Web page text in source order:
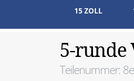
15 ZOLL
5-runde
Teilenummer: